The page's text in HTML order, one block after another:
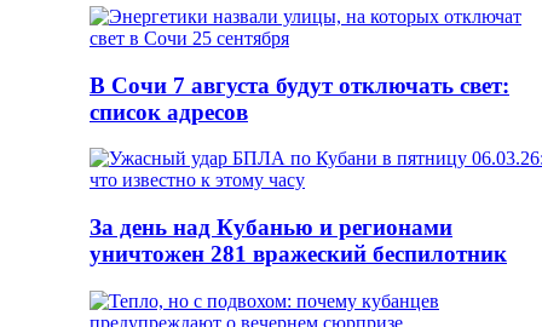
В Сочи 7 августа будут отключать свет:
список адресов
За день над Кубанью и регионами
уничтожен 281 вражеский беспилотник